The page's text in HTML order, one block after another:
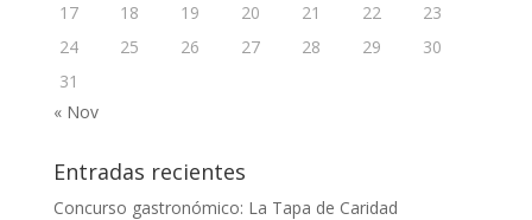
17
18 19 20 21 22
23
24
25 26 27 28 29
30
31
« Nov
Entradas recientes
Concurso gastronómico: La Tapa de Caridad